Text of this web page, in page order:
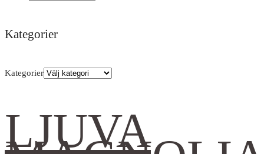
Kategorier
Kategorier
LJUVA